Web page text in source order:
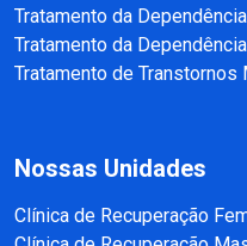
Tratamento da
Tratamento da
Tratamento de
Nossas Unidades
Clínica de Recuperação